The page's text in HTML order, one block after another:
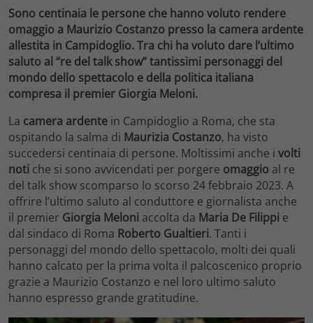
Sono centinaia le persone che hanno voluto rendere
omaggio a Maurizio Costanzo presso la camera ardente
allestita in Campidoglio. Tra chi ha voluto dare l’ultimo
saluto al “re del talk show” tantissimi personaggi del
mondo dello spettacolo e della politica italiana
compresa il premier Giorgia Meloni.
La camera ardente in Campidoglio a Roma, che sta
ospitando la salma di Maurizia Costanzo, ha visto
succedersi centinaia di persone. Moltissimi anche i volti
noti che si sono avvicendati per porgere omaggio al re
del talk show scomparso lo scorso 24 febbraio 2023. A
offrire l’ultimo saluto al conduttore e giornalista anche
il premier Giorgia Meloni accolta da Maria De Filippi e
dal sindaco di Roma Roberto Gualtieri. Tanti i
personaggi del mondo dello spettacolo, molti dei quali
hanno calcato per la prima volta il palcoscenico proprio
grazie a Maurizio Costanzo e nel loro ultimo saluto
hanno espresso grande gratitudine.